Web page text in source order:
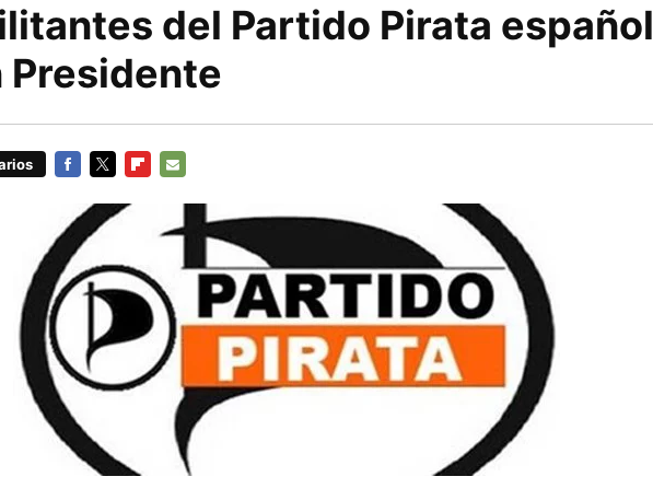
del Partido Pirata español
Presidente